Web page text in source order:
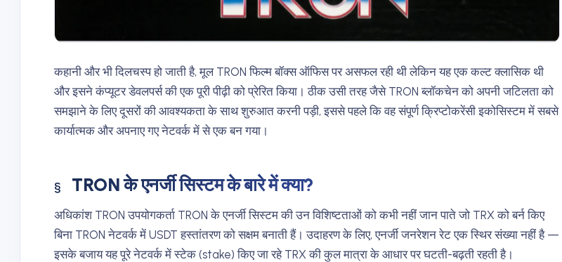
कहानी और भी दिलचस्प हो जाती है, मूल TRON फिल्म बॉक्स ऑफिस पर असफल रही थी लेकिन यह एक कल्ट क्लासिक थी
और इसने कंप्यूटर डेवलपर्स की एक पूरी पीढ़ी को प्रेरित किया। ठीक उसी तरह जैसे TRON ब्लॉकचेन को अपनी जटिलता को
समझाने के लिए दूसरों की आवश्यकता के साथ शुरुआत करनी पड़ी, इससे पहले कि वह संपूर्ण क्रिप्टोकरेंसी इकोसिस्टम में सबसे
कार्यात्मक और अपनाए गए नेटवर्क में से एक बन गया।
TRON के एनर्जी सिस्टम के बारे में क्या?
अधिकांश TRON उपयोगकर्ता TRON के एनर्जी सिस्टम की उन विशिष्टताओं को कभी नहीं जान पाते जो TRX को बर्न किए
बिना TRON नेटवर्क में USDT हस्तांतरण को सक्षम बनाती हैं। उदाहरण के लिए, एनर्जी जनरेशन रेट एक स्थिर संख्या नहीं है —
इसके बजाय यह पूरे नेटवर्क में स्टेक (stake) किए जा रहे TRX की कुल मात्रा के आधार पर घटती-बढ़ती रहती है।